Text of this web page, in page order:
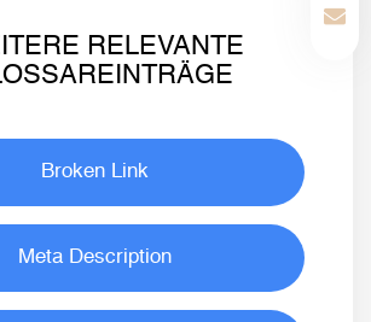
RELEVANTE
Broken Link
Meta Description